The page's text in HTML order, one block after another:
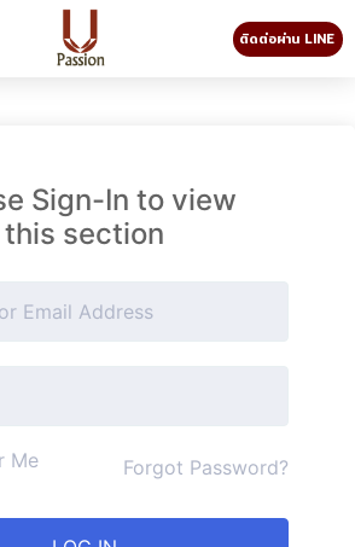
ติดต่อผ่าน LINE
Sign-In to view
this section
Me Forgot Password?